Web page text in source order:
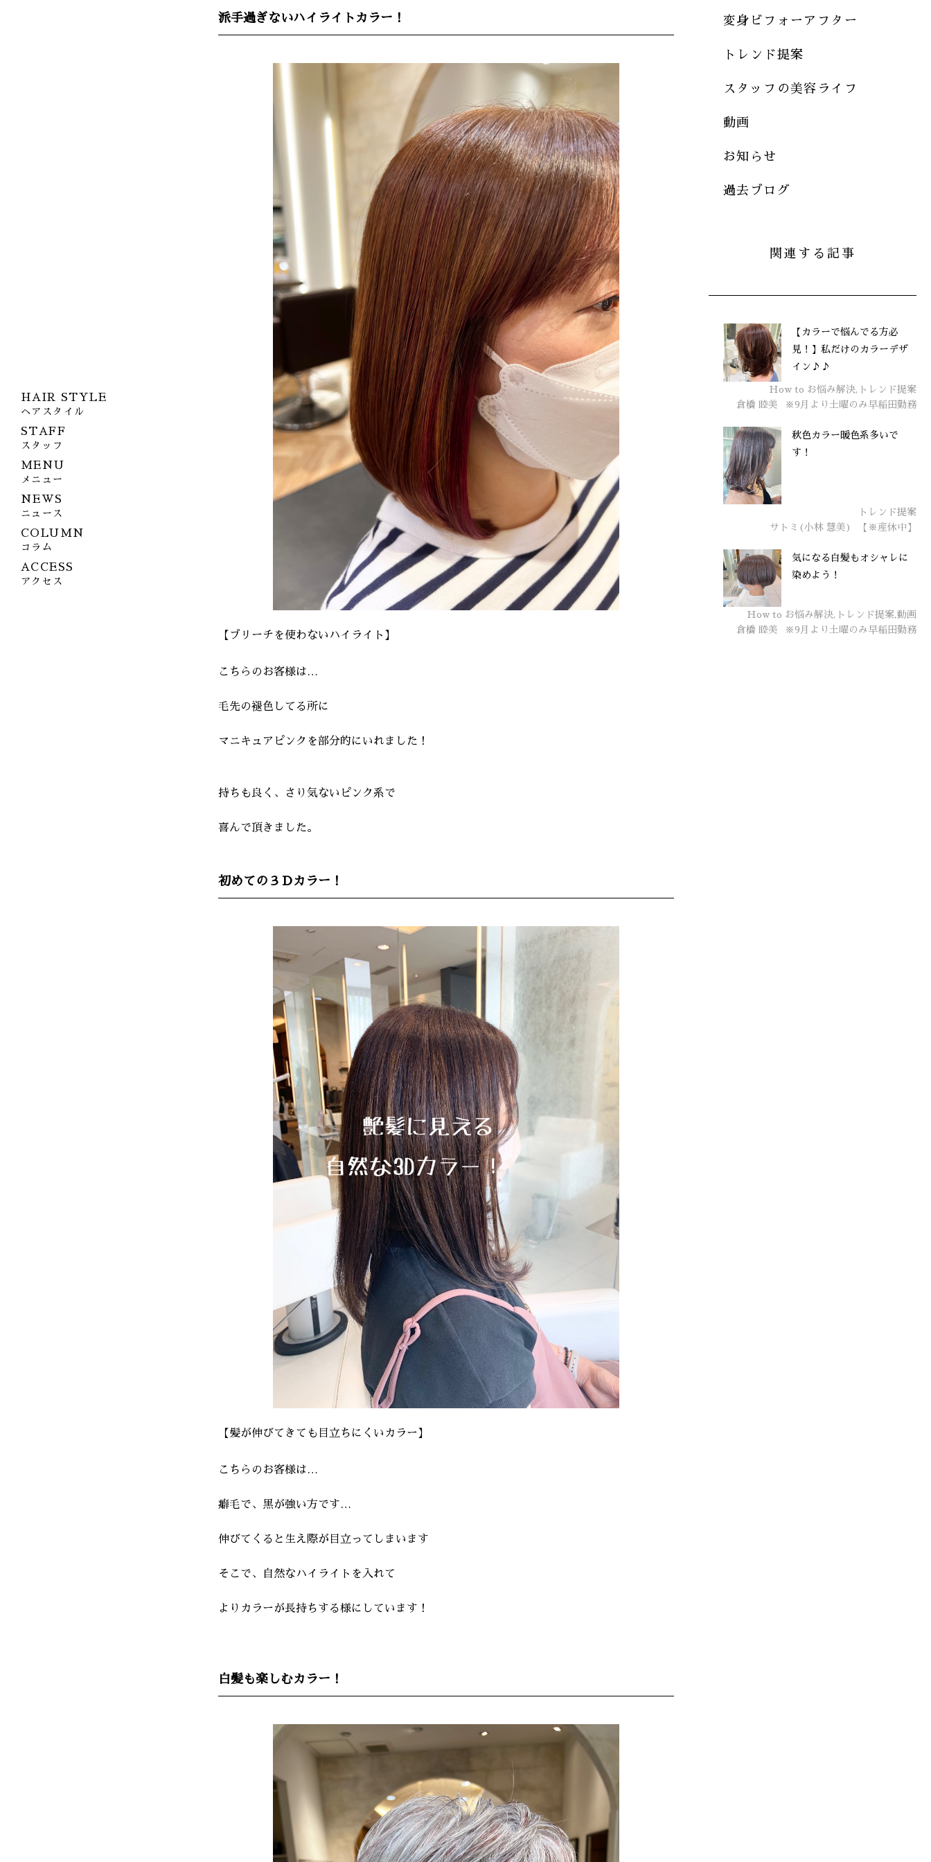
HAIR STYLE
ヘアスタイル
STAFF
スタッフ
MENU
メニュー
NEWS
ニュース
COLUMN
コラム
ACCESS
アクセス
派手過ぎないハイライトカラー！
【ブリーチを使わないハイライト】
こちらのお客様は…
毛先の褪色してる所に
マニキュアピンクを部分的にいれました！
持ちも良く、さり気ないピンク系で
喜んで頂きました。
初めての３Ｄカラー！
【髪が伸びてきても目立ちにくいカラー】
こちらのお客様は…
癖毛で、黒が強い方です…
伸びてくると生え際が目立ってしまいます
そこで、自然なハイライトを入れて
よりカラーが長持ちする様にしています！
白髪も楽しむカラー！
変身ビフォーアフター
トレンド提案
スタッフの美容ライフ
動画
お知らせ
過去ブログ
関連する記事
【カラーで悩んでる方必
見！】私だけのカラーデザ
イン♪♪
How to お悩み解決,トレンド提案
倉橋 睦美
※9月より土曜のみ早稲田勤務
秋色カラー暖色系多いで
す！
トレンド提案
サトミ(小林 慧美)
【※産休中】
気になる白髪もオシャレに
染めよう！
How to お悩み解決,トレンド提案,動画
倉橋 睦美
※9月より土曜のみ早稲田勤務